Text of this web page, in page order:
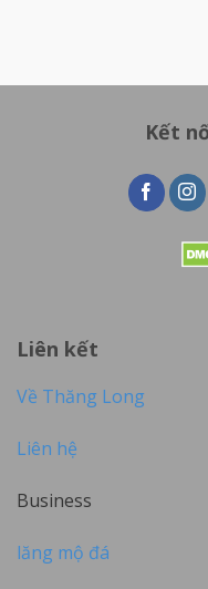
Kết
Liên kết
Về Thăng Long
Liên hệ
Business
lăng mộ đá